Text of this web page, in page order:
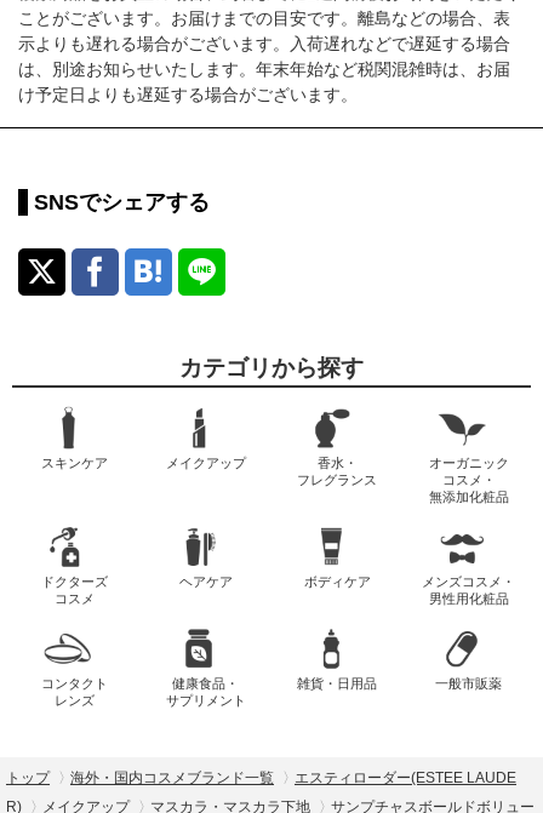
ことがございます。お届けまでの目安です。離島などの場合、表
示よりも遅れる場合がございます。入荷遅れなどで遅延する場合
は、別途お知らせいたします。年末年始など税関混雑時は、お届
け予定日よりも遅延する場合がございます。
SNSでシェアする
カテゴリから探す
スキンケア メイクアップ
香水・
フレグランス
オーガニック
コスメ・
無添加化粧品
ドクターズ
コスメ
ヘアケア ボディケア
メンズコスメ・
男性用化粧品
コンタクト
レンズ
健康食品・
サプリメント
雑貨・日用品 一般市販薬
トップ 海外・国内コスメブランド一覧
エスティローダー(ESTEE LAUDE
R)
メイクアップ マスカラ・マスカラ下地 サンプチャスボールドボリュー